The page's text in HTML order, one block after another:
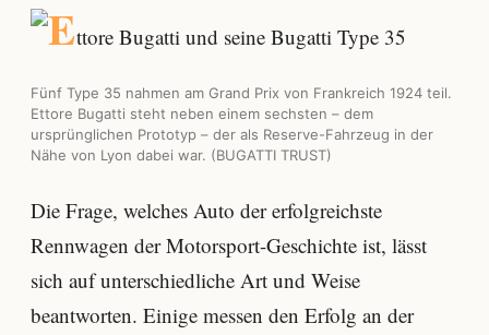
Fünf Type 35 nahmen am Grand Prix von Frankreich 1924 teil.
Ettore Bugatti steht neben einem sechsten – dem
ursprünglichen Prototyp – der als Reserve-Fahrzeug in der
Nähe von Lyon dabei war. (BUGATTI TRUST)
Die Frage, welches Auto der erfolgreichste
Rennwagen der Motorsport-Geschichte ist, lässt
sich auf unterschiedliche Art und Weise
beantworten. Einige messen den Erfolg an der